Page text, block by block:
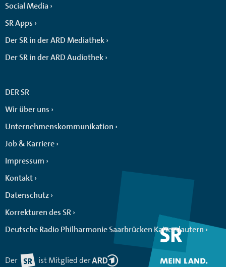
Social Media
SR Apps
Der SR in der ARD Mediathek
Der SR in der ARD Audiothek
DER SR
Wir über uns
Unternehmenskommunikation
Job & Karriere
Impressum
Kontakt
Datenschutz
Korrekturen des SR
Deutsche Radio Philharmonie Saarbrücken Kaiserslautern
Der ist Mitglied der